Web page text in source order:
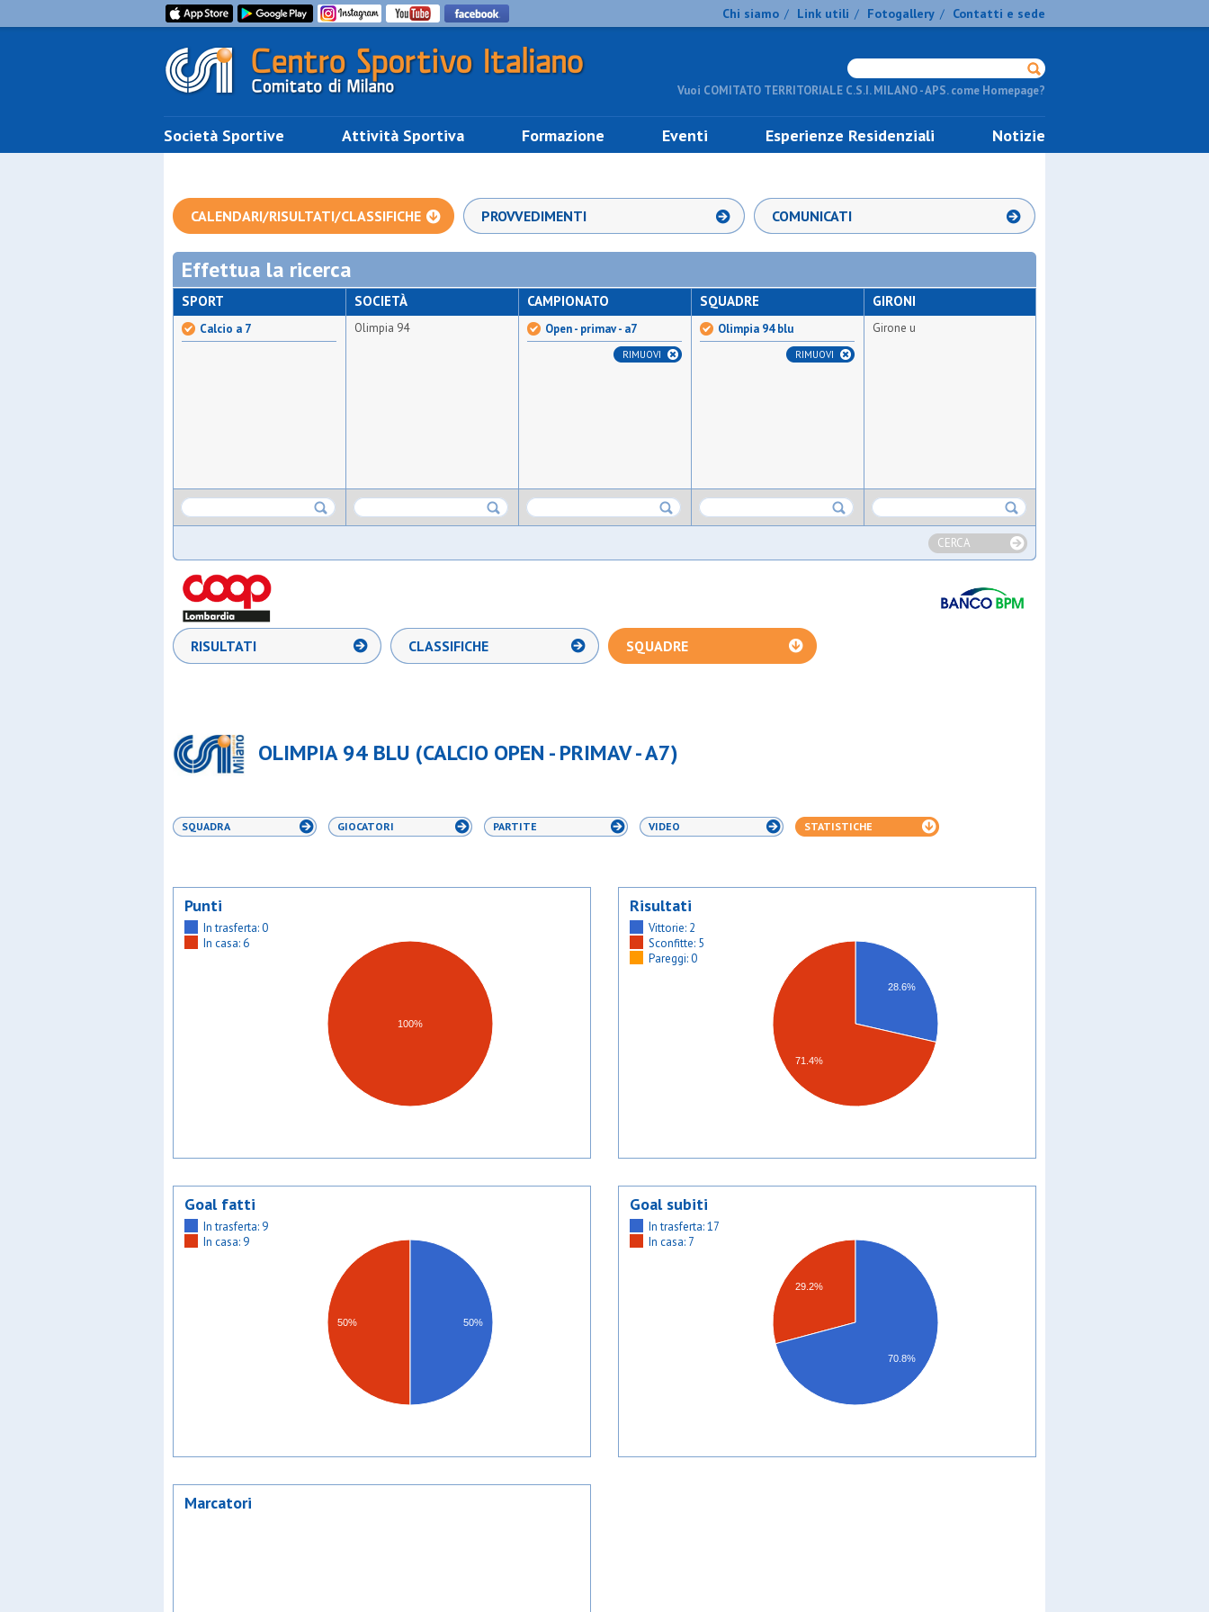
Chi siamo / Link utili / Fotogallery / Contatti e sede
Vuoi COMITATO TERRITORIALE C.S.I. MILANO - APS. come Homepage?
Società Sportive Attività Sportiva Formazione Eventi Esperienze Residenziali Notizie
CALENDARI/RISULTATI/CLASSIFICHE PROVVEDIMENTI COMUNICATI
Effettua la ricerca
SPORT
Calcio a 7
SOCIETÀ
Olimpia 94
CAMPIONATO
Open - primav - a7
RIMUOVI
SQUADRE
Olimpia 94 blu
RIMUOVI
GIRONI
Girone u
CERCA
RISULTATI CLASSIFICHE SQUADRE
OLIMPIA 94 BLU (CALCIO OPEN - PRIMAV - A7)
SQUADRA GIOCATORI PARTITE VIDEO STATISTICHE
100%
Punti
In trasferta: 0
In casa: 6
28.6%
71.4%
Risultati
Vittorie: 2
Sconfitte: 5
Pareggi: 0
50% 50%
Goal fatti
In trasferta: 9
In casa: 9
29.2%
70.8%
Goal subiti
In trasferta: 17
In casa: 7
Marcatori